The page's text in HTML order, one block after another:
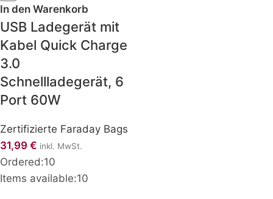
In den Warenkorb
USB Ladegerät mit
Kabel Quick Charge
3.0
Schnellladegerät, 6
Port 60W
Zertifizierte Faraday Bags
31,99 € inkl. MwSt.
Ordered:10
Items available:10